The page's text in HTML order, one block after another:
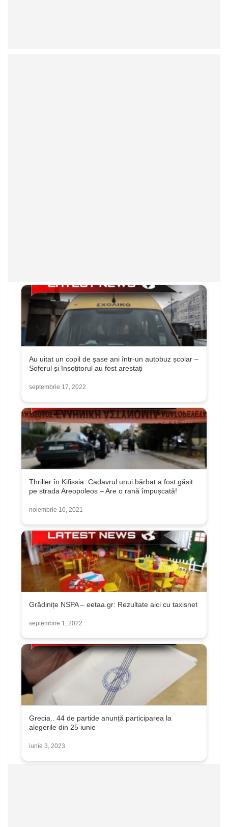
Au uitat un copil de șase ani într-un autobuz școlar –
Soferul și însoțitorul au fost arestați
septembrie 17, 2022
Thriller în Kifissia: Cadavrul unui bărbat a fost găsit
pe strada Areopoleos – Are o rană împușcată!
noiembrie 10, 2021
Grădinițe NSPA – eetaa.gr: Rezultate aici cu taxisnet
septembrie 1, 2022
Grecia.. 44 de partide anunță participarea la
alegerile din 25 iunie
iunie 3, 2023